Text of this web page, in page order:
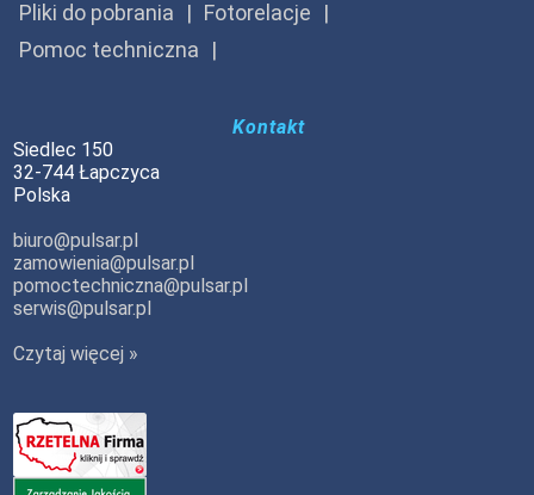
Pliki do pobrania
Fotorelacje
Pomoc techniczna
Kontakt
Siedlec 150
32-744 Łapczyca
Polska
biuro@pulsar.pl
zamowienia@pulsar.pl
pomoctechniczna@pulsar.pl
serwis@pulsar.pl
Czytaj więcej »